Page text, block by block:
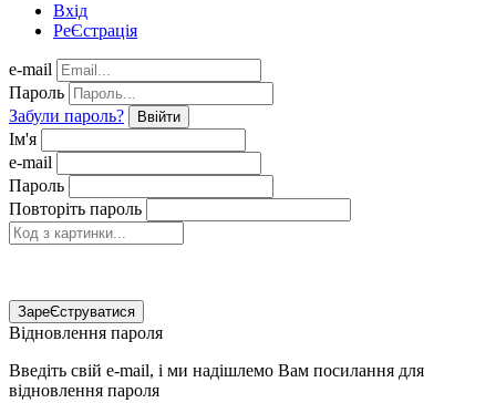
Вхід
РеЄстрація
e-mail
Пароль
Забули пароль?
Ввійти
Ім'я
e-mail
Пароль
Повторіть пароль
ЗареЄструватися
Відновлення пароля
Введіть свій e-mail, і ми надішлемо Вам посилання для
відновлення пароля